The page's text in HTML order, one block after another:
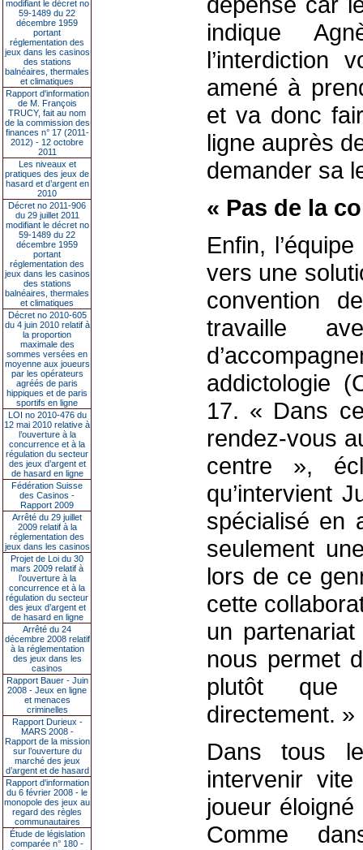
modifiant le décret no
59-1489 du 22
décembre 1959
portant
réglementation des
jeux dans les casinos
des stations
balnéaires, thermales
et climatiques
Rapport d'information
de M. François
TRUCY, fait au nom
de la commission des
finances n° 17 (2011-
2012) - 12 octobre
2011
Les niveaux et
pratiques des jeux de
hasard et d’argent en
2010
Décret no 2011-906
du 29 juillet 2011
modifiant le décret no
59-1489 du 22
décembre 1959
portant
réglementation des
jeux dans les casinos
des stations
balnéaires, thermales
et climatiques
Décret no 2010-605
du 4 juin 2010 relatif à
la proportion
maximale des
sommes versées en
moyenne aux joueurs
par les opérateurs
agréés de paris
hippiques et de paris
sportifs en ligne
LOI no 2010-476 du
12 mai 2010 relative à
l’ouverture à la
concurrence et à la
régulation du secteur
des jeux d’argent et
de hasard en ligne
Fédération Suisse
des Casinos -
Rapport 2009
Arrêté du 29 juillet
2009 relatif à la
réglementation des
jeux dans les casinos
Projet de Loi du 30
mars 2009 relatif à
l’ouverture à la
concurrence et à la
régulation du secteur
des jeux d’argent et
de hasard en ligne
Arrêté du 24
décembre 2008 relatif
à la réglementation
des jeux dans les
casinos
Rapport Bauer - Juin
2008 - Jeux en ligne
et menaces
criminelles
Rapport Durieux -
MARS 2008 -
Rapport de la mission
sur l’ouverture du
marché des jeux
d’argent et de hasard
Rapport d'information
du 6 février 2008 - le
monopole des jeux au
regard des règles
communautaires
Étude de législation
comparée n° 180 -
indique
amené à
et va donc
ligne auprès
demander sa
« Pas de la
Enfin,
vers une
convention
travaille
addictologie
17. « Dans
rendez-vous
centre »,
qu’intervient
spécialisé en
seulement
lors de ce
cette
un
nous permet
plutôt que
directement. »
Dans tous
intervenir
joueur
Comme